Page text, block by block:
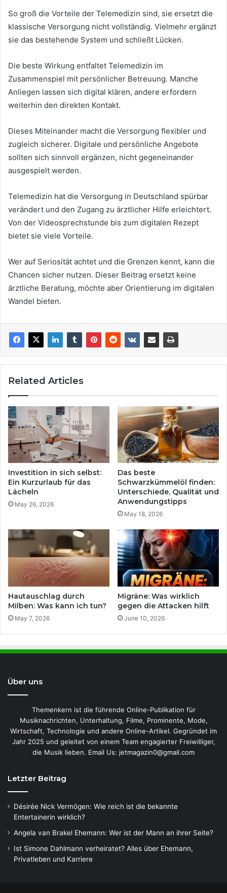
So groß die Vorteile der Telemedizin sind, sie ersetzt die
klassische Versorgung nicht vollständig. Vielmehr ergänzt
sie das bestehende System und schließt Lücken.
Die beste Wirkung entfaltet Telemedizin im
Zusammenspiel mit persönlicher Betreuung. Manche
Anliegen lassen sich digital klären, andere erfordern
weiterhin den direkten Kontakt.
Dieses Miteinander macht die Versorgung flexibler und
zugleich sicherer. Digitale und persönliche Angebote
sollten sich sinnvoll ergänzen, nicht gegeneinander
ausgespielt werden.
Telemedizin hat die Versorgung in Deutschland spürbar
verändert und den Zugang zu ärztlicher Hilfe erleichtert.
Von der Videosprechstunde bis zum digitalen Rezept
bietet sie viele Vorteile.
Wer auf Seriosität achtet und die Grenzen kennt, kann die
Chancen sicher nutzen. Dieser Beitrag ersetzt keine
ärztliche Beratung, möchte aber Orientierung im digitalen
Wandel bieten.
Related Articles
Investition in sich selbst:
Ein Kurzurlaub für das
Lächeln
May 26, 2026
Das beste
Schwarzkümmelöl finden:
Unterschiede, Qualität und
Anwendungstipps
May 18, 2026
Hautauschlag durch
Milben: Was kann ich tun?
May 7, 2026
Migräne: Was wirklich
gegen die Attacken hilft
June 10, 2026
Über uns
Themenkern ist die führende Online-Publikation für
Musiknachrichten, Unterhaltung, Filme, Prominente, Mode,
Wirtschaft, Technologie und andere Online-Artikel. Gegründet im
Jahr 2025 und geleitet von einem Team engagierter Freiwilliger,
die Musik lieben. Email Us: jetmagazin0@gmail.com
Letzter Beitrag
Désirée Nick Vermögen: Wie reich ist die bekannte
Entertainerin wirklich?
Angela van Brakel Ehemann: Wer ist der Mann an ihrer Seite?
Ist Simone Dahlmann verheiratet? Alles über Ehemann,
Privatleben und Karriere